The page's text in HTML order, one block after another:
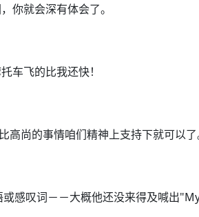
你就会深有体会了。
车飞的比我还快！
高尚的事情咱们精神上支持下就可以了
感叹词－－大概他还没来得及喊出